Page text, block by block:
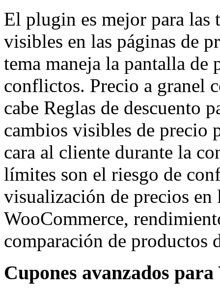
El plugin es mejor para las
visibles en las páginas de
tema maneja la pantalla de
conflictos. Precio a granel
cabe Reglas de descuento
cambios visibles de precio
cara al cliente durante la
límites son el riesgo de
visualización de precios en
WooCommerce,
comparación de productos
Cupones avanzados